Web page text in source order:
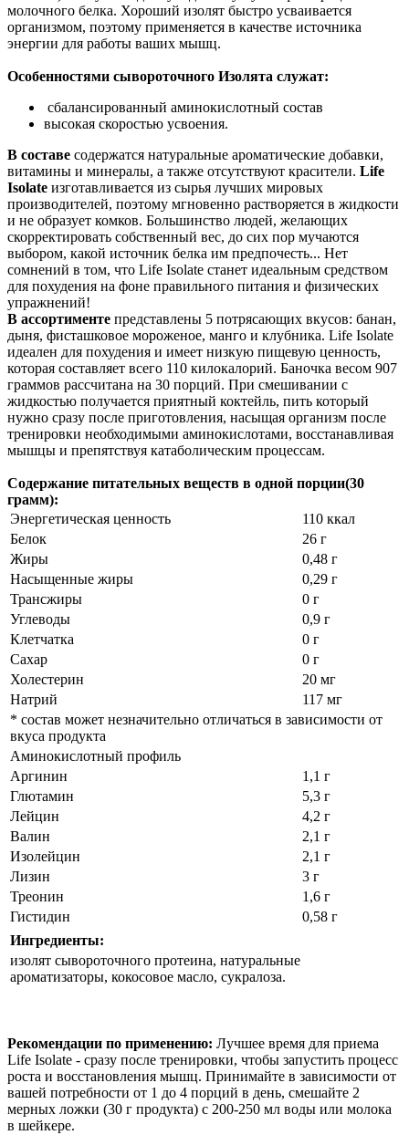
молочного белка. Хороший изолят быстро усваивается
организмом, поэтому применяется в качестве источника
энергии для работы ваших мышц.
Особенностями сывороточного Изолята служат:
сбалансированный аминокислотный состав
высокая скоростью усвоения.
В составе содержатся натуральные ароматические добавки,
витамины и минералы, а также отсутствуют красители. Life
Isolate изготавливается из сырья лучших мировых
производителей, поэтому мгновенно растворяется в жидкости
и не образует комков. Большинство людей, желающих
скорректировать собственный вес, до сих пор мучаются
выбором, какой источник белка им предпочесть... Нет
сомнений в том, что Life Isolate станет идеальным средством
для похудения на фоне правильного питания и физических
упражнений!
В ассортименте представлены 5 потрясающих вкусов: банан,
дыня, фисташковое мороженое, манго и клубника. Life Isolate
идеален для похудения и имеет низкую пищевую ценность,
которая составляет всего 110 килокалорий. Баночка весом 907
граммов рассчитана на 30 порций. При смешивании с
жидкостью получается приятный коктейль, пить который
нужно сразу после приготовления, насыщая организм после
тренировки необходимыми аминокислотами, восстанавливая
мышцы и препятствуя катаболическим процессам.
Содержание питательных веществ в одной порции(30
грамм):
Энергетическая ценность
110 ккал
Белок
26 г
Жиры
0,48 г
Насыщенные жиры
0,29 г
Трансжиры
0 г
Углеводы
0,9 г
Клетчатка
0 г
Сахар
0 г
Холестерин
20 мг
Натрий
117 мг
* состав может незначительно отличаться в зависимости от
вкуса продукта
Аминокислотный профиль
Аргинин
1,1 г
Глютамин
5,3 г
Лейцин
4,2 г
Валин
2,1 г
Изолейцин
2,1 г
Лизин
3 г
Треонин
1,6 г
Гистидин
0,58 г
Ингредиенты:
изолят сывороточного протеина, натуральные
ароматизаторы, кокосовое масло, сукралоза.
Рекомендации по применению: Лучшее время для приема
Life Isolate - сразу после тренировки, чтобы запустить процесс
роста и восстановления мышц. Принимайте в зависимости от
вашей потребности от 1 до 4 порций в день, смешайте 2
мерных ложки (30 г продукта) с 200-250 мл воды или молока
в шейкере.